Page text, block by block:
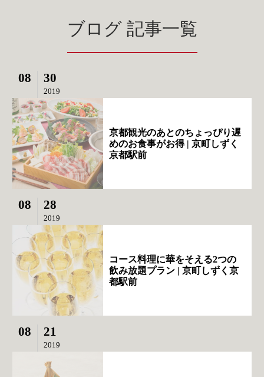
ブログ 記事一覧
08 30
2019
京都観光のあとのちょっぴり遅
めのお食事がお得 | 京町しずく
京都駅前
08 28
2019
コース料理に華をそえる2つの
飲み放題プラン | 京町しずく京
都駅前
08 21
2019